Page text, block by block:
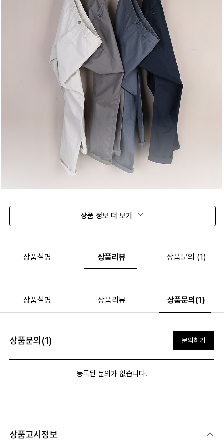
상품 정보 더 보기
상품설명 상품리뷰 상품문의 (1)
상품설명 상품리뷰 상품문의(1)
상품문의(1) 문의하기
등록된 문의가 없습니다.
상품고시정보